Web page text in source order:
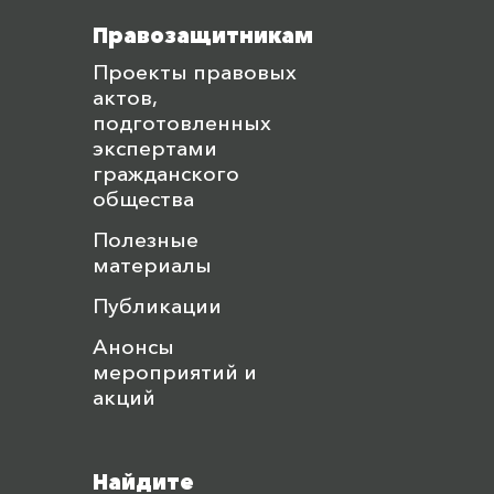
Уральск, 23 сентября 2018
Андрей Гришин, Алматы,
Казахстанское
международное бюро по
правам человека и
соблюдению законности,
18 сентября 2018
Турегулова, Актобе, 18
сентября 2018
Дерингер любовь
владимировна, Павлодар,
Частное, 18 сентября 2018
Ахметова Гульнара
Быржановна, Павлодар,
Правозащитникам
Проекты правовых
актов,
подготовленных
экспертами
гражданского
общества
Полезные
материалы
Публикации
Анонсы
мероприятий и
акций
Найдите